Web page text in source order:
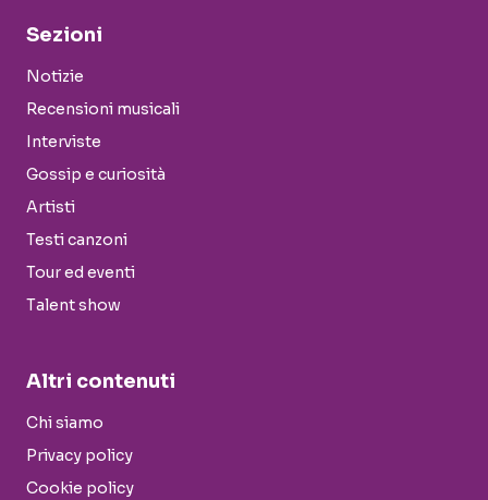
Sezioni
Notizie
Recensioni musicali
Interviste
Gossip e curiosità
Artisti
Testi canzoni
Tour ed eventi
Talent show
Altri contenuti
Chi siamo
Privacy policy
Cookie policy